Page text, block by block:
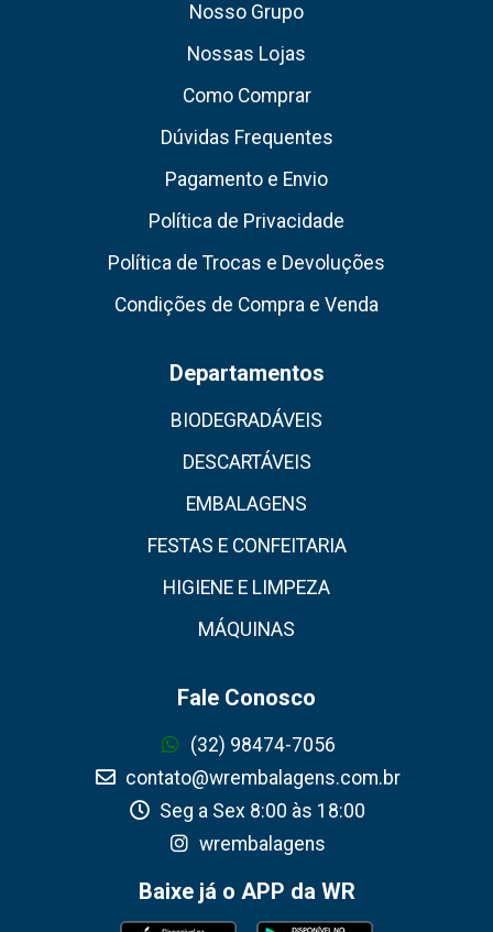
Nosso Grupo
Nossas Lojas
Como Comprar
Dúvidas Frequentes
Pagamento e Envio
Política de Privacidade
Política de Trocas e Devoluções
Condições de Compra e Venda
Departamentos
BIODEGRADÁVEIS
DESCARTÁVEIS
EMBALAGENS
FESTAS E CONFEITARIA
HIGIENE E LIMPEZA
MÁQUINAS
Fale Conosco
(32) 98474-7056
contato@wrembalagens.com.br
Seg a Sex 8:00 às 18:00
wrembalagens
Baixe já o APP da WR